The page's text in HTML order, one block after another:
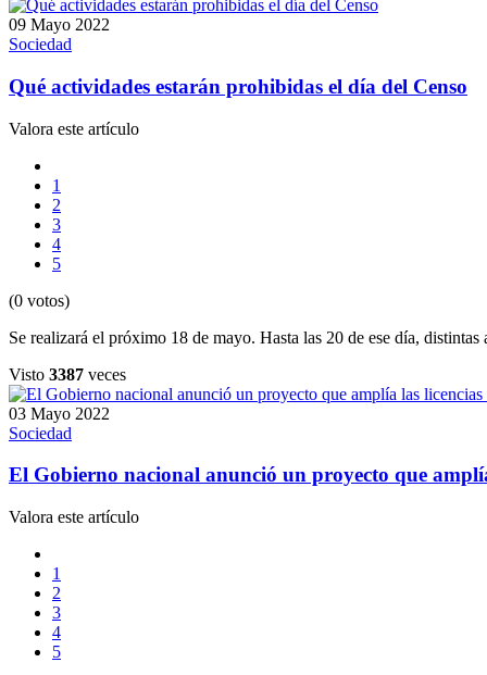
09 Mayo 2022
Sociedad
Qué actividades estarán prohibidas el día del Censo
Valora este artículo
1
2
3
4
5
(0 votos)
Se realizará el próximo 18 de mayo. Hasta las 20 de ese día,
Visto 3387 veces
03 Mayo 2022
Sociedad
El Gobierno nacional anunció un proyecto que
Valora este artículo
1
2
3
4
5